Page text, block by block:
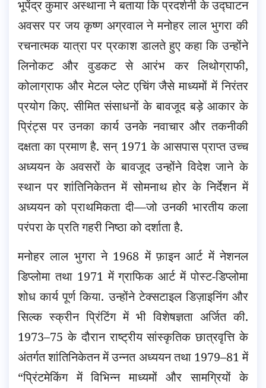
भूपेंद्र कुमार अस्थाना ने बताया कि प्रदर्शनी के उद्घाटन
अवसर पर जय कृष्ण अग्रवाल ने मनोहर लाल भुगरा की
रचनात्मक यात्रा पर प्रकाश डालते हुए कहा कि उन्होंने
लिनोकट और वुडकट से आरंभ कर लिथोग्राफी,
कोलाग्राफ और मेटल प्लेट एचिंग जैसे माध्यमों में निरंतर
प्रयोग किए. सीमित संसाधनों के बावजूद बड़े आकार के
प्रिंट्स पर उनका कार्य उनके नवाचार और तकनीकी
दक्षता का प्रमाण है. सन् 1971 के आसपास प्राप्त उच्च
अध्ययन के अवसरों के बावजूद उन्होंने विदेश जाने के
स्थान पर शांतिनिकेतन में सोमनाथ होर के निर्देशन में
अध्ययन को प्राथमिकता दी—जो उनकी भारतीय कला
परंपरा के प्रति गहरी निष्ठा को दर्शाता है.
मनोहर लाल भुगरा ने 1968 में फ़ाइन आर्ट में नेशनल
डिप्लोमा तथा 1971 में ग्राफिक आर्ट में पोस्ट-डिप्लोमा
शोध कार्य पूर्ण किया. उन्होंने टेक्सटाइल डिज़ाइनिंग और
सिल्क स्क्रीन प्रिंटिंग में भी विशेषज्ञता अर्जित की.
1973–75 के दौरान राष्ट्रीय सांस्कृतिक छात्रवृत्ति के
अंतर्गत शांतिनिकेतन में उन्नत अध्ययन तथा 1979–81 में
“प्रिंटमेकिंग में विभिन्न माध्यमों और सामग्रियों के